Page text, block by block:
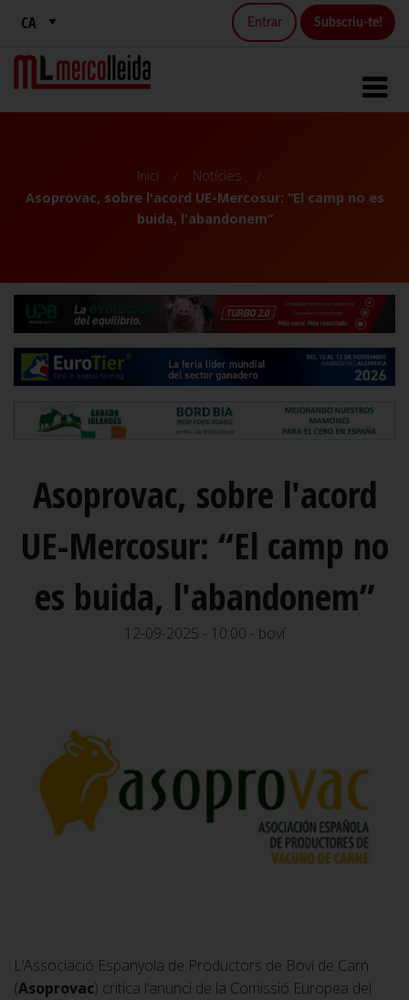
Entrar Subscriu-te!
Inici
Notícies
Asoprovac, sobre l'acord UE-Mercosur: “El camp no es
buida, l'abandonem”
Asoprovac, sobre l'acord
UE-Mercosur: “El camp no
es buida, l'abandonem”
12-09-2025 - 10:00 - boví
L’Associació Espanyola de Productors de Boví de Carn
(Asoprovac) critica l’anunci de la Comissió Europea del